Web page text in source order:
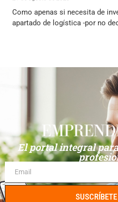
Como apenas si necesita de
apartado de logística -por no
El portal integral